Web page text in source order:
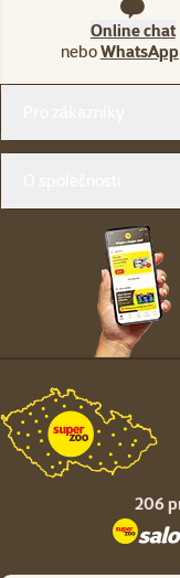
Online chat
neboWhatsApp
206